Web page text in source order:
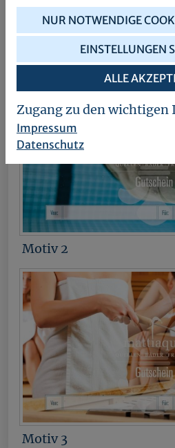
Motiv 2
Motiv 3
NUR NOTWENDIGE
EINSTELLUNGEN
ALLE
Zugang zu den
Impressum
Datenschutz